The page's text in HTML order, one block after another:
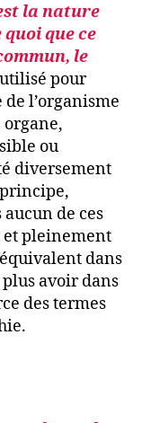
la nature
que ce
le
pour
l’organisme
ou
diversement
de ces
et pleinement
dans
avoir dans
des termes